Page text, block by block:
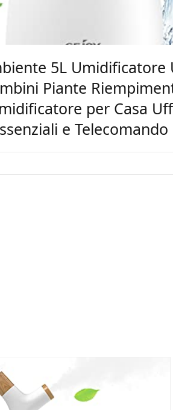
5L Umidificatore
Piante
per Casa
e Telecomando